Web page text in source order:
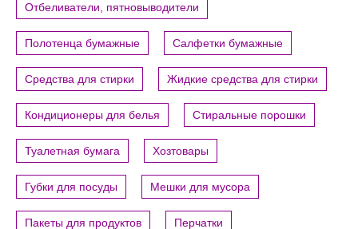
Отбеливатели, пятновыводители
Полотенца бумажные Салфетки бумажные
Средства для стирки Жидкие средства для стирки
Кондиционеры для белья Стиральные порошки
Туалетная бумага Хозтовары
Губки для посуды Мешки для мусора
Пакеты для продуктов Перчатки